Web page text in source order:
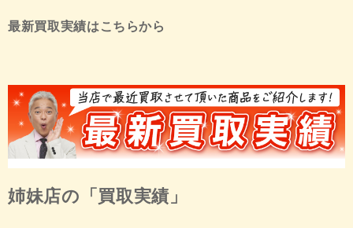
最新買取実績はこちらから
姉妹店の「買取実績」